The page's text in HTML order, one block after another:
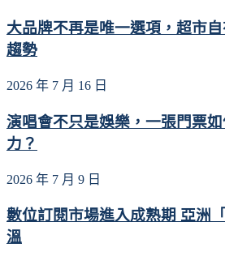
大品牌不再是唯一選項，超市
趨勢
2026 年 7 月 16 日
演唱會不只是娛樂，一張門票
力？
2026 年 7 月 9 日
數位訂閱市場進入成熟期 亞洲
溫